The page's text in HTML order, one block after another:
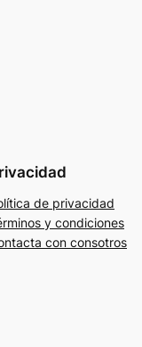
de privacidad
y condiciones
con consotros